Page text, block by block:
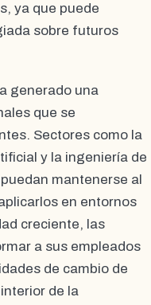
ya que puede
sobre futuros
generado una
que se
Sectores como la
y la ingeniería de
mantenerse al
en entornos
creciente, las
a sus empleados
de cambio de
de la